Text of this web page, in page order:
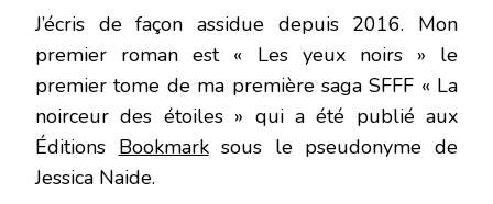
J’écris de façon assidue depuis 2016. Mon
premier roman est « Les yeux noirs » le
premier tome de ma première saga SFFF « La
noirceur des étoiles » qui a été publié aux
Éditions Bookmarksous le pseudonyme de
Jessica Naide.